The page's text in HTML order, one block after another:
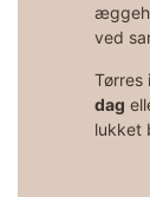
ved
Tørres
dag
lukket